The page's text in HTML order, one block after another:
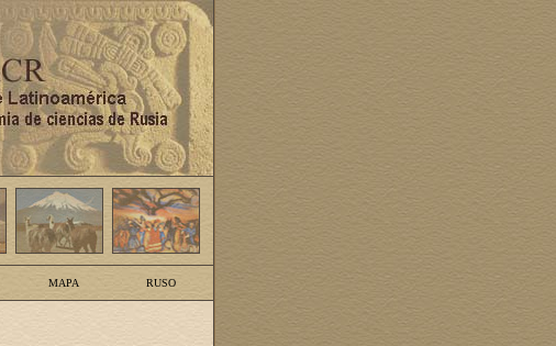
MAPA RUSO